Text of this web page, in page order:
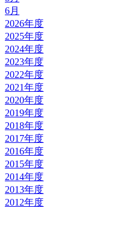
6月
2026年度
2025年度
2024年度
2023年度
2022年度
2021年度
2020年度
2019年度
2018年度
2017年度
2016年度
2015年度
2014年度
2013年度
2012年度